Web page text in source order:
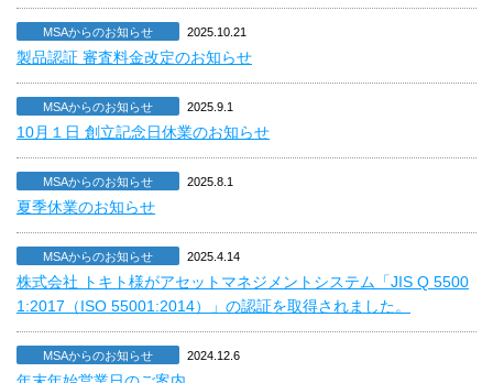
MSAからのお知らせ 2025.10.21
製品認証 審査料金改定のお知らせ
MSAからのお知らせ 2025.9.1
10月１日 創立記念日休業のお知らせ
MSAからのお知らせ 2025.8.1
夏季休業のお知らせ
MSAからのお知らせ 2025.4.14
株式会社 トキト様がアセットマネジメントシステム「JIS Q 5500
1:2017（ISO 55001:2014）」の認証を取得されました。
MSAからのお知らせ 2024.12.6